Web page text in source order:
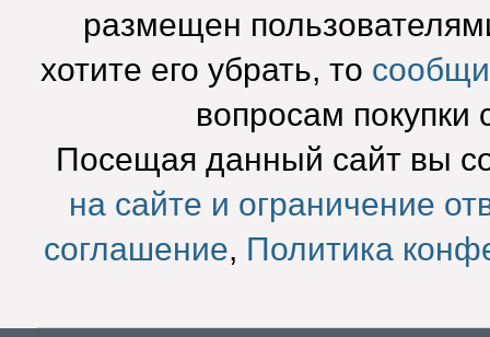
размещен
хотите его убрать, то
вопросам покупки
Посещая данный сайт вы
на сайте и ограничение
соглашение, Политика